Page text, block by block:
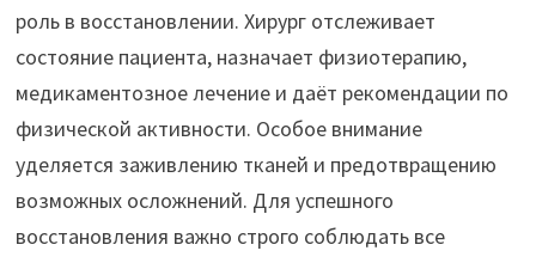
роль в восстановлении. Хирург отслеживает
состояние пациента, назначает физиотерапию,
медикаментозное лечение и даёт рекомендации по
физической активности. Особое внимание
уделяется заживлению тканей и предотвращению
возможных осложнений. Для успешного
восстановления важно строго соблюдать все